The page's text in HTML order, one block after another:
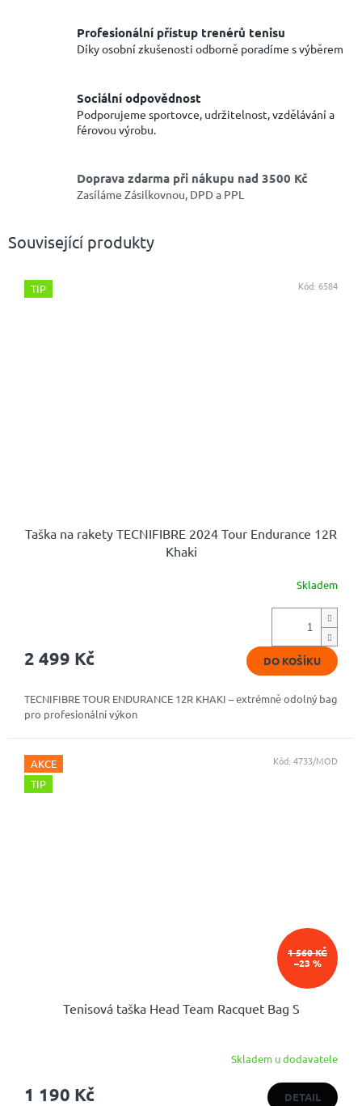
Profesionální přístup trenérů tenisu
Díky osobní zkušenosti odborně poradíme s výběrem
Sociální odpovědnost
Podporujeme sportovce, udržitelnost, vzdělávání a
férovou výrobu.
Doprava zdarma při nákupu nad 3500 Kč
Zasíláme Zásilkovnou, DPD a PPL
Související produkty
TIP
Taška na rakety TECNIFIBRE 2024 Tour Endurance 12R
Khaki
Skladem
2 499 Kč DO KOŠÍKU
TECNIFIBRE TOUR ENDURANCE 12R KHAKI – extrémně odolný bag
pro profesionální výkon
Kód: 6584
AKCE
TIP
1 560 KČ
–23 %
Tenisová taška Head Team Racquet Bag S
Skladem u dodavatele
1 190 Kč DETAIL
Kód: 4733/MOD